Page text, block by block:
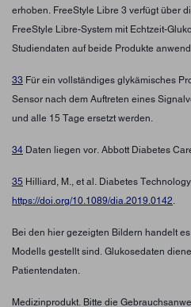
erhoben. FreeStyle Libre 3 verfügt über
FreeStyle Libre-System mit Echtzeit-
Studiendaten auf beide Produkte
33 Für ein vollständiges glykämisches
Sensor nach dem Auftreten eines
und alle 15 Tage ersetzt werden.
34 Daten liegen vor. Abbott Diabetes
35 Hilliard, M., et al. Diabetes
https://doi.org/10.1089/dia.2019.0142.
Bei den hier gezeigten Bildern handelt
Modells gestellt sind. Glukosedaten
Patientendaten.
Medizinprodukt. Bitte die